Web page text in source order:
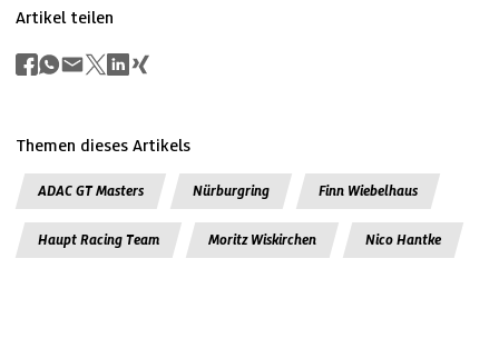
Artikel teilen
Themen dieses Artikels
ADAC GT Masters Nürburgring Finn Wiebelhaus
Haupt Racing Team Moritz Wiskirchen Nico Hantke